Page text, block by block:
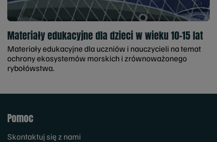
Materiały edukacyjne dla dzieci w wieku 10-15 lat
Materiały edukacyjne dla uczniów i nauczycieli na temat
ochrony ekosystemów morskich i zrównoważonego
rybołówstwa.
Pomoc
Skontaktuj się z nami